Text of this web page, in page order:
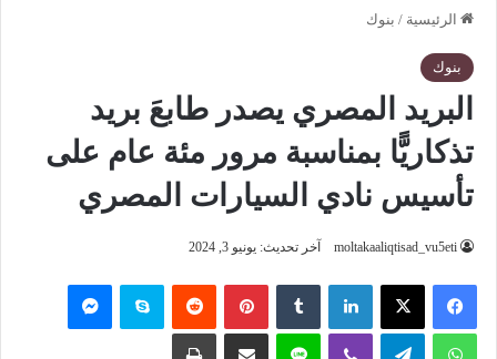
الرئيسية / بنوك
بنوك
البريد المصري يصدر طابعَ بريد
تذكاريًّا بمناسبة مرور مئة عام على
تأسيس نادي السيارات المصري
moltakaaliqtisad_vu5eti آخر تحديث: يونيو 3, 2024
فيسبوك ‫X لينكدإن بينتيريست سكايب
واتساب تيلقرام لاين